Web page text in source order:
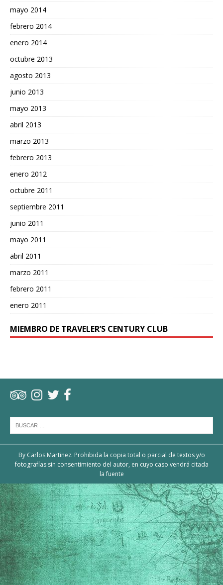
mayo 2014
febrero 2014
enero 2014
octubre 2013
agosto 2013
junio 2013
mayo 2013
abril 2013
marzo 2013
febrero 2013
enero 2012
octubre 2011
septiembre 2011
junio 2011
mayo 2011
abril 2011
marzo 2011
febrero 2011
enero 2011
MIEMBRO DE TRAVELER’S CENTURY CLUB
By Carlos Martinez. Prohibida la copia total o parcial de textos y/o
fotografías sin consentimiento del autor, en cuyo caso vendrá citada
la fuente